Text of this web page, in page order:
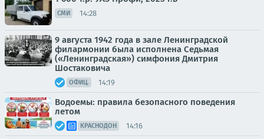
СМИ 14:28
9 августа 1942 года в зале Ленинградской
филармонии была исполнена Седьмая
(«Ленинградская») симфония Дмитрия
Шостаковича
ОФИЦ. 14:19
Водоемы: правила безопасного поведения
летом
КРАСНОДОН 14:16